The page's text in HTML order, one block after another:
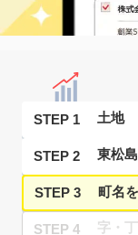
STEP 1
STEP 2
STEP 3
STEP 4